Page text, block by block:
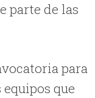
parte de las
para
que